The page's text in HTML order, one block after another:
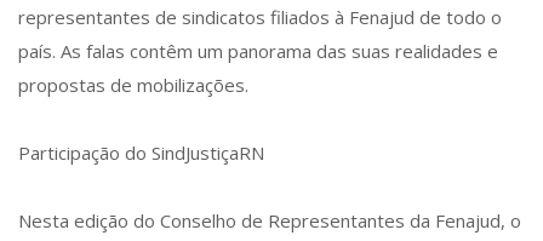
representantes de sindicatos filiados à Fenajud de todo o
país. As falas contêm um panorama das suas realidades e
propostas de mobilizações.
Participação do SindJustiçaRN
Nesta edição do Conselho de Representantes da Fenajud, o